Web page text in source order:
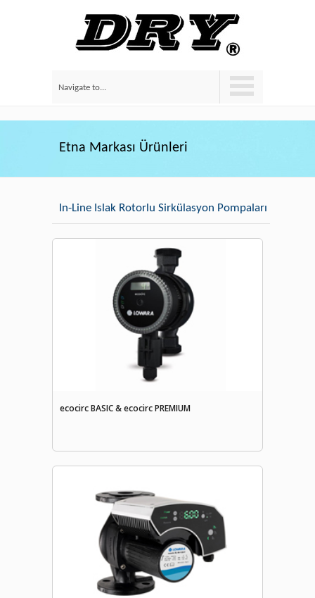
Navigate to...
Etna Markası Ürünleri
In-Line Islak Rotorlu Sirkülasyon Pompaları
ecocirc BASIC & ecocirc PREMIUM